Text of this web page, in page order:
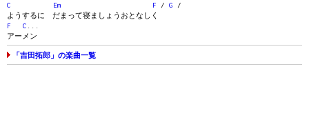
C
Em F / G /
ようするに だまって寝ましょうおとなしく
F
C
アーメン
「吉田拓郎」の楽曲一覧